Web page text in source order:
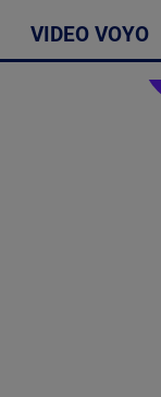
VIDEO VOYO